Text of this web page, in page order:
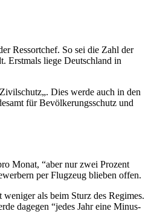
Ressortchef. So sei die Zahl der
Erstmals liege Deutschland in
Dies werde auch in den
für Bevölkerungsschutz und
Monat, “aber nur zwei Prozent
per Flugzeug blieben offen.
als beim Sturz des Regimes.
dagegen “jedes Jahr eine Minus-